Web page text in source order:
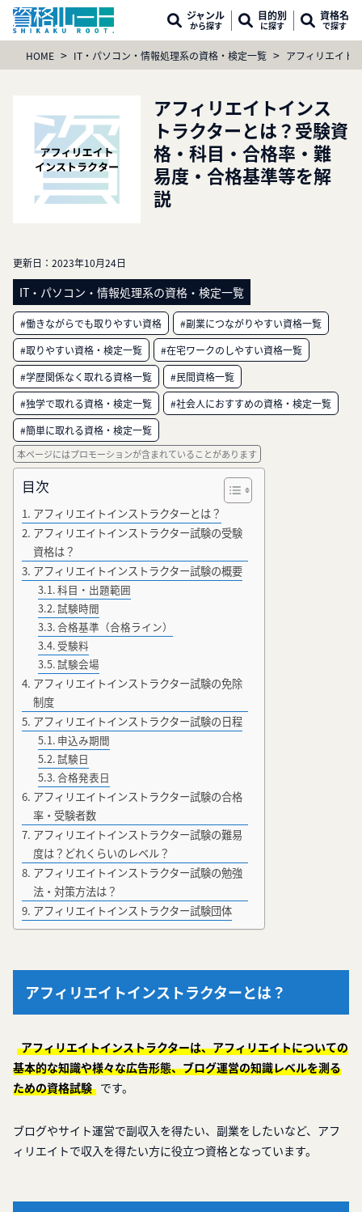
ジャンル
から探す
目的別
に探す
資格名
で探す
HOME > IT・パソコン・情報処理系の資格・検定一覧 > アフィリエイト
アフィリエイトインス
トラクターとは？受験資
格・科目・合格率・難
易度・合格基準等を解
説
更新日： 2023年10月24日
IT・パソコン・情報処理系の資格・検定一覧
#働きながらでも取りやすい資格
#副業につながりやすい資格一覧
#取りやすい資格・検定一覧
#在宅ワークのしやすい資格一覧
#学歴関係なく取れる資格一覧
#民間資格一覧
#独学で取れる資格・検定一覧
#社会人におすすめの資格・検定一覧
#簡単に取れる資格・検定一覧
本ページにはプロモーションが含まれていることがあります
目次
アフィリエイトインストラクターとは？
アフィリエイトインストラクター試験の受験
資格は？
アフィリエイトインストラクター試験の概要
科目・出題範囲
試験時間
合格基準（合格ライン）
受験料
試験会場
アフィリエイトインストラクター試験の免除
制度
アフィリエイトインストラクター試験の日程
申込み期間
試験日
合格発表日
アフィリエイトインストラクター試験の合格
率・受験者数
アフィリエイトインストラクター試験の難易
度は？どれくらいのレベル？
アフィリエイトインストラクター試験の勉強
法・対策方法は？
アフィリエイトインストラクター試験団体
アフィリエイトインストラクターとは？
アフィリエイトインストラクターは、アフィリエイトについての
基本的な知識や様々な広告形態、ブログ運営の知識レベルを測る
ための資格試験 です。
ブログやサイト運営で副収入を得たい、副業をしたいなど、アフ
ィリエイトで収入を得たい方に役立つ資格となっています。